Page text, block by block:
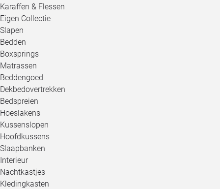
Karaffen & Flessen
Eigen Collectie
Slapen
Bedden
Boxsprings
Matrassen
Beddengoed
Dekbedovertrekken
Bedspreien
Hoeslakens
Kussenslopen
Hoofdkussens
Slaapbanken
Interieur
Nachtkastjes
Kledingkasten